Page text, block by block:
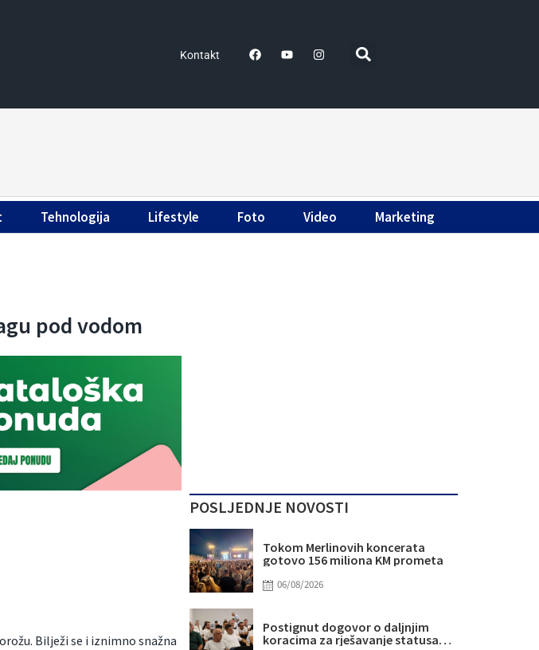
Kontakt
Tehnologija Lifestyle Foto Video Marketing
pod vodom
Bilježi se i iznimno snažna
POSLJEDNJE NOVOSTI
Tokom Merlinovih koncerata
gotovo 156 miliona KM prometa
06/08/2026
Postignut dogovor o daljnjim
koracima za rješavanje statusa